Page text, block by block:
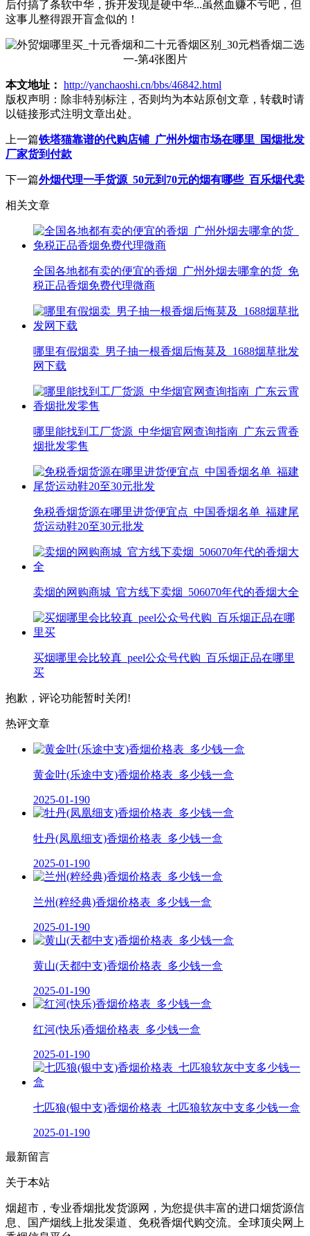
后付搞了条软中华，拆开发现是硬中华...虽然血赚不亏吧，但
这事儿整得跟开盲盒似的！
本文地址： http://yanchaoshi.cn/bbs/46842.html
版权声明： 除非特别标注，否则均为本站原创文章，转载时请
以链接形式注明文章出处。
上一篇铁塔猫靠谱的代购店铺_广州外烟市场在哪里_国烟批发
厂家货到付款
下一篇外烟代理一手货源_50元到70元的烟有哪些_百乐烟代卖
相关文章
全国各地都有卖的便宜的香烟_广州外烟去哪拿的货_免
税正品香烟免费代理微商
哪里有假烟卖_男子抽一根香烟后悔莫及_1688烟草批发
网下载
哪里能找到工厂货源_中华烟官网查询指南_广东云霄香
烟批发零售
免税香烟货源在哪里进货便宜点_中国香烟名单_福建尾
货运动鞋20至30元批发
卖烟的网购商城_官方线下卖烟_506070年代的香烟大全
买烟哪里会比较真_peel公众号代购_百乐烟正品在哪里
买
抱歉，评论功能暂时关闭!
热评文章
黄金叶(乐途中支)香烟价格表_多少钱一盒
2025-01-190
牡丹(凤凰细支)香烟价格表_多少钱一盒
2025-01-190
兰州(粹经典)香烟价格表_多少钱一盒
2025-01-190
黄山(天都中支)香烟价格表_多少钱一盒
2025-01-190
红河(快乐)香烟价格表_多少钱一盒
2025-01-190
七匹狼(银中支)香烟价格表_七匹狼软灰中支多少钱一盒
2025-01-190
最新留言
关于本站
烟超市，专业香烟批发货源网，为您提供丰富的进口烟货源信
息、国产烟线上批发渠道、免税香烟代购交流。全球顶尖网上